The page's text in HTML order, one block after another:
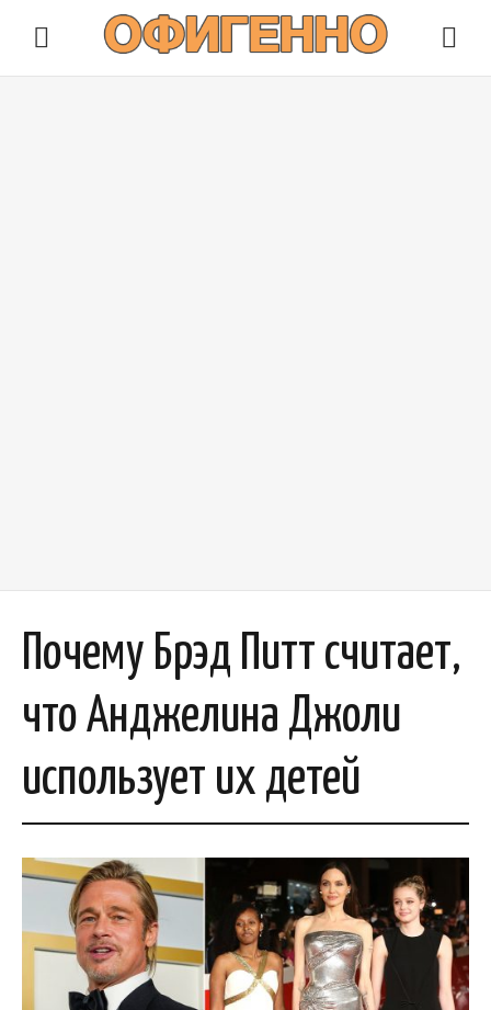
Почему Брэд Питт считает,
что Анджелина Джоли
использует их детей